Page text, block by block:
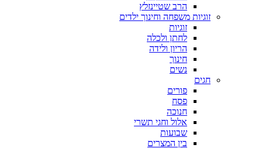
הרב שטיינזלץ
זוגיות משפחה וחינוך ילדים
זוגיות
לחתן ולכלה
הריון ולידה
חינוך
נשים
חגים
פורים
פסח
חנוכה
אלול וחגי תשרי
שבועות
בין המצרים